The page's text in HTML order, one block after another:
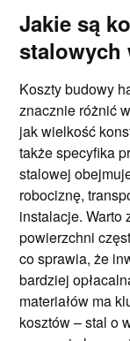
Jakie są
stalowych
Koszty budowy
znacznie różnić
jak wielkość
także specyfika
stalowej
robociznę,
instalacje. Warto
powierzchni
co sprawia, że
bardziej
materiałów ma
kosztów – stal o